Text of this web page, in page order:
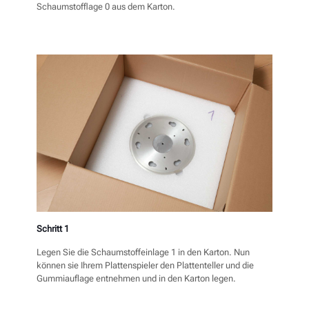
Schaumstofflage 0 aus dem Karton.
Schritt 1
Legen Sie die Schaumstoffeinlage 1 in den Karton. Nun
können sie Ihrem Plattenspieler den Plattenteller und die
Gummiauflage entnehmen und in den Karton legen.